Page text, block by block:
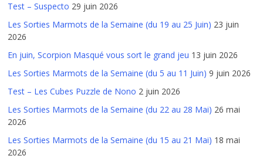
Test – Suspecto 29 juin 2026
Les Sorties Marmots de la Semaine (du 19 au 25 Juin) 23 juin
2026
En juin, Scorpion Masqué vous sort le grand jeu 13 juin 2026
Les Sorties Marmots de la Semaine (du 5 au 11 Juin) 9 juin 2026
Test – Les Cubes Puzzle de Nono 2 juin 2026
Les Sorties Marmots de la Semaine (du 22 au 28 Mai) 26 mai
2026
Les Sorties Marmots de la Semaine (du 15 au 21 Mai) 18 mai
2026